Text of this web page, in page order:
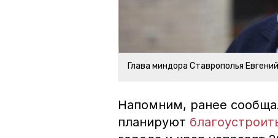
Глава миндора Ставрополья
Напомним, ранее
планируют